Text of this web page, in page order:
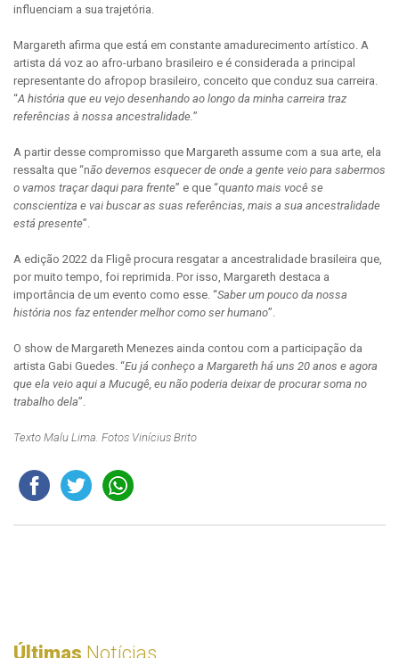
influenciam a sua trajetória.
Margareth afirma que está em constante amadurecimento artístico. A
artista dá voz ao afro-urbano brasileiro e é considerada a principal
representante do afropop brasileiro, conceito que conduz sua carreira.
“A história que eu vejo desenhando ao longo da minha carreira traz
referências à nossa ancestralidade.”
A partir desse compromisso que Margareth assume com a sua arte, ela
ressalta que “não devemos esquecer de onde a gente veio para sabermos
o vamos traçar daqui para frente” e que “quanto mais você se
conscientiza e vai buscar as suas referências, mais a sua ancestralidade
está presente”.
A edição 2022 da Fligê procura resgatar a ancestralidade brasileira que,
por muito tempo, foi reprimida. Por isso, Margareth destaca a
importância de um evento como esse. “Saber um pouco da nossa
história nos faz entender melhor como ser humano”.
O show de Margareth Menezes ainda contou com a participação da
artista Gabi Guedes. “Eu já conheço a Margareth há uns 20 anos e agora
que ela veio aqui a Mucugê, eu não poderia deixar de procurar soma no
trabalho dela”.
Texto Malu Lima. Fotos Vinícius Brito
Últimas Notícias